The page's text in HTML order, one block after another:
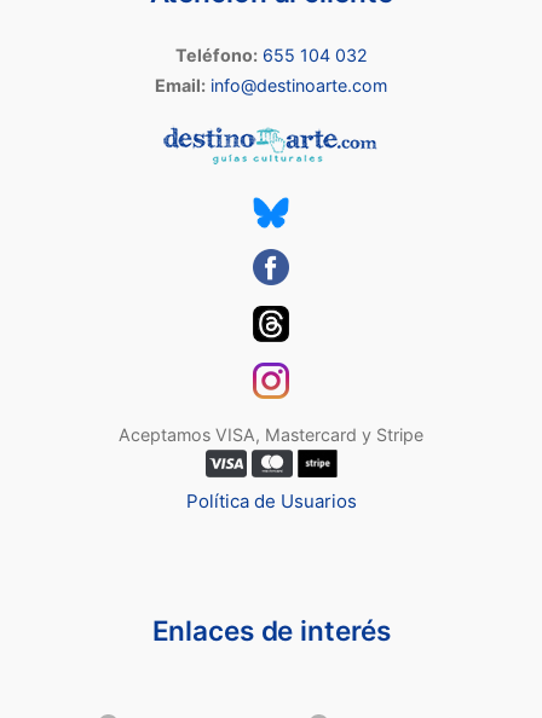
Teléfono: 655 104 032
Email: info@destinoarte.com
Aceptamos VISA, Mastercard y Stripe
Política de Usuarios
Enlaces de interés